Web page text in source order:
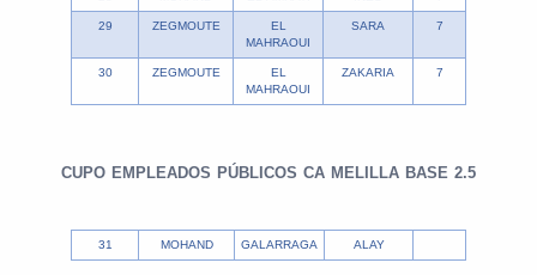
29 ZEGMOUTE
EL
MAHRAOUI
SARA 7
30 ZEGMOUTE
EL
MAHRAOUI
ZAKARIA 7
CUPO EMPLEADOS PÚBLICOS CA MELILLA BASE 2.5
31 MOHAND GALARRAGA ALAY